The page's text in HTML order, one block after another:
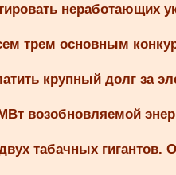
неработающих
трем основным
крупный долг за
возобновляемой
табачных